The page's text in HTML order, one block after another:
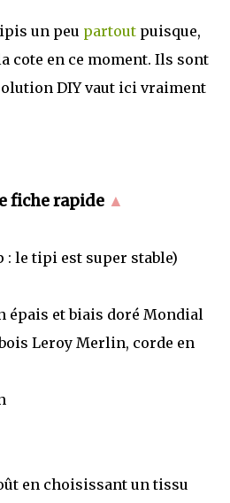
un peu partout puisque,
cote en ce moment. Ils sont
DIY vaut ici vraiment
fiche rapide ▲
: le tipi est super stable)
épais et biais doré Mondial
Leroy Merlin, corde en
en choisissant un tissu